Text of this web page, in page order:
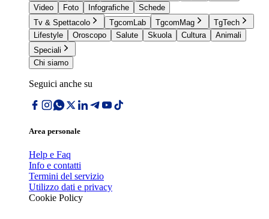
Video
Foto Infografiche
Schede
Tv & Spettacolo
TgcomLab TgcomMag
TgTech
Lifestyle
Oroscopo Salute Skuola Cultura
Animali
Speciali
Chi siamo
Seguici anche su
Area personale
Help e Faq
Info e contatti
Termini del servizio
Utilizzo dati e privacy
Cookie Policy